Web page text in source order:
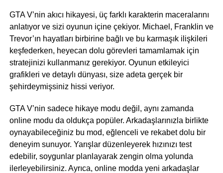
GTA V’nin akıcı hikayesi, üç farklı karakterin maceralarını
anlatıyor ve sizi oyunun içine çekiyor. Michael, Franklin ve
Trevor’ın hayatları birbirine bağlı ve bu karmaşık ilişkileri
keşfederken, heyecan dolu görevleri tamamlamak için
stratejinizi kullanmanız gerekiyor. Oyunun etkileyici
grafikleri ve detaylı dünyası, size adeta gerçek bir
şehirdeymişsiniz hissi veriyor.
GTA V’nin sadece hikaye modu değil, aynı zamanda
online modu da oldukça popüler. Arkadaşlarınızla birlikte
oynayabileceğiniz bu mod, eğlenceli ve rekabet dolu bir
deneyim sunuyor. Yarışlar düzenleyerek hızınızı test
edebilir, soygunlar planlayarak zengin olma yolunda
ilerleyebilirsiniz. Ayrıca, online modda yeni arkadaşlar